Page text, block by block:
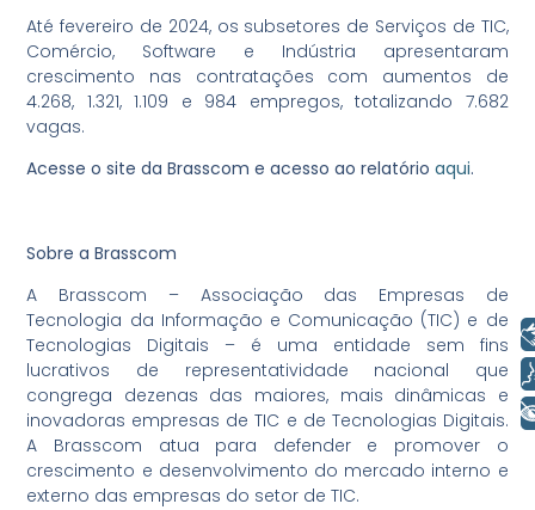
Até fevereiro de 2024, os subsetores de Serviços de TIC,
Comércio, Software e Indústria apresentaram
crescimento nas contratações com aumentos de
4.268, 1.321, 1.109 e 984 empregos, totalizando 7.682
vagas.
Acesse o site da Brasscom e acesso ao relatórioaqui.
Sobre a Brasscom
A Brasscom – Associação das Empresas de
Tecnologia da Informação e Comunicação (TIC) e de
Tecnologias Digitais – é uma entidade sem fins
lucrativos de representatividade nacional que
congrega dezenas das maiores, mais dinâmicas e
inovadoras empresas de TIC e de Tecnologias Digitais.
A Brasscom atua para defender e promover o
crescimento e desenvolvimento do mercado interno e
externo das empresas do setor de TIC.
Libras
Voz
+ Acessibilidade